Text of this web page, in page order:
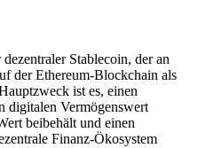
Stablecoin, der an
der Ethereum-Blockchain als
ist es, einen
digitalen Vermögenswert
beibehält und einen
Finanz-Ökosystem